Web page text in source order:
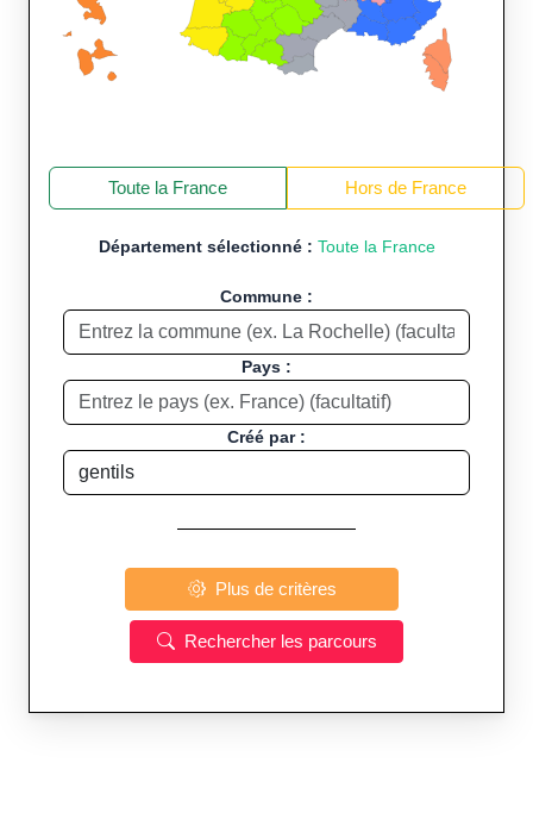
Toute la France Hors de France
Département sélectionné : Toute la France
Commune :
Pays :
Créé par :
Plus de critères
Rechercher les parcours